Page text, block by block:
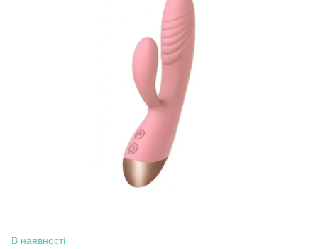
В наявності